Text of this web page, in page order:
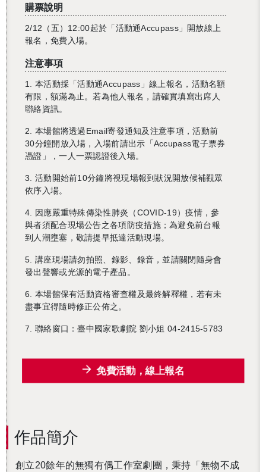
購票說明
2/12（五）12:00起於「活動通Accupass」開放線上
報名，免費入場。
注意事項
1. 本活動採「活動通Accupass」線上報名，活動名額
有限，額滿為止。若為他人報名，請確實填寫出席人
聯絡資訊。
2. 本場館將透過Email寄發通知及注意事項，活動前
30分鐘開放入場，入場前請出示「Accupass電子票券
憑證」，一人一票認證後入場。
3. 活動開始前10分鐘將視現場報到狀況開放候補觀眾
依序入場。
4. 因應嚴重特殊傳染性肺炎（COVID-19）疫情，參
與者須配合現場公告之各項防疫措施；為避免前台報
到人潮壅塞，敬請提早抵達活動現場。
5. 講座現場請勿拍照、錄影、錄音，並請關閉隨身會
發出聲響或光源的電子產品。
6. 本場館保有活動資格審查權及最終解釋權，若有未
盡事宜得隨時修正公佈之。
7. 聯絡窗口：臺中國家歌劇院 劉小姐 04-2415-5783
免費活動，線上報名
作品簡介
創立20餘年的無獨有偶工作室劇團，秉持「無物不成